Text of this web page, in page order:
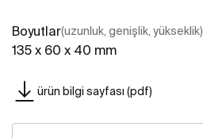
Boyutlar(uzunluk, genişlik, yükseklik)
135 x 60 x 40 mm
ürün bilgi sayfası (pdf)